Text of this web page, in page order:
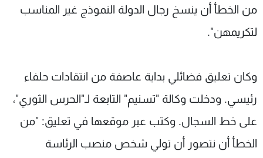
من الخطأ أن ينسخ رجال الدولة النموذج غير المناسب
لتكريمهن".
وكان تعليق فضائلي بداية عاصفة من انتقادات حلفاء
رئيسي. ودخلت وكالة "تسنيم" التابعة لـ"الحرس الثوري"،
على خط السجال. وكتب عبر موقعها في تعليق: "من
الخطأ أن نتصور أن تولي شخص منصب الرئاسة